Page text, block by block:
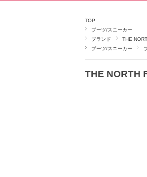
TOP
ブーツ/スニーカー
ブランド
THE
ブーツ/スニーカー
THE NORTH